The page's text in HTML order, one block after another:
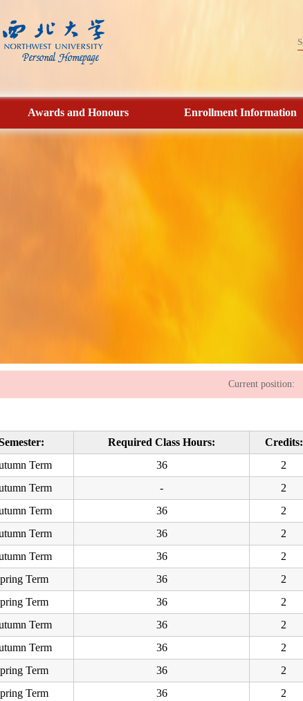
Awards and Honours Enrollment Information
Current position:
Required Class Hours: Credits:
Term 36
2
Term -
2
Term 36
2
Term 36
2
Term 36
2
Term 36
2
Term 36
2
Term 36
2
Term 36
2
Term 36
2
Term 36
2